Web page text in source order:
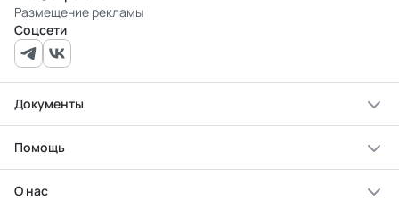
Размещение рекламы
Соцсети
Документы
Помощь
О нас